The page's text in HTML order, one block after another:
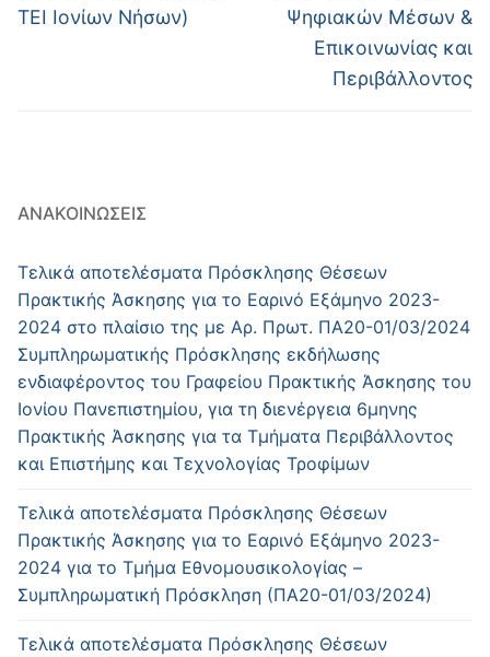
ΤΕΙ Ιονίων Νήσων)
Ψηφιακών Μέσων &
Επικοινωνίας και
Περιβάλλοντος
ΑΝΑΚΟΙΝΏΣΕΙΣ
Τελικά αποτελέσματα Πρόσκλησης Θέσεων
Πρακτικής Άσκησης για το Εαρινό Εξάμηνο 2023-
2024 στο πλαίσιο της με Αρ. Πρωτ. ΠΑ20-01/03/2024
Συμπληρωματικής Πρόσκλησης εκδήλωσης
ενδιαφέροντος του Γραφείου Πρακτικής Άσκησης του
Ιονίου Πανεπιστημίου, για τη διενέργεια 6μηνης
Πρακτικής Άσκησης για τα Τμήματα Περιβάλλοντος
και Επιστήμης και Τεχνολογίας Τροφίμων
Τελικά αποτελέσματα Πρόσκλησης Θέσεων
Πρακτικής Άσκησης για το Εαρινό Εξάμηνο 2023-
2024 για το Τμήμα Εθνομουσικολογίας –
Συμπληρωματική Πρόσκληση (ΠΑ20-01/03/2024)
Τελικά αποτελέσματα Πρόσκλησης Θέσεων